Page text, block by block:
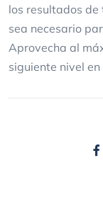
los resultados de
sea necesario
Aprovecha al
siguiente nivel